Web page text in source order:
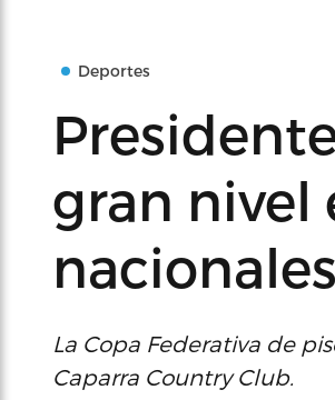
Deportes
gran nivel
nacionales
La Copa Federativa de
Caparra Country Club.